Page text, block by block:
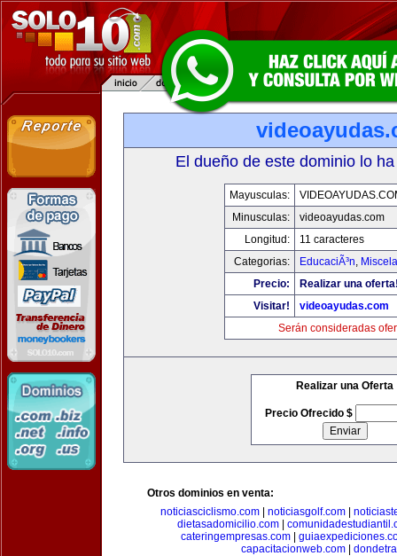
El dueño de este dominio lo
Mayusculas:
Minusculas:
videoayudas.com
Longitud:
11 caracteres
Categorias:
EducaciÃ³n,
Precio:
Realizar una
Visitar!
videoayudas.com
Serán consideradas
Realizar una Oferta
Precio Ofrecido $
Otros dominios en venta:
noticiasciclismo.com
noticiasgolf.com
dietasadomicilio.com
cateringempresas.com|
capacitacionweb.com|